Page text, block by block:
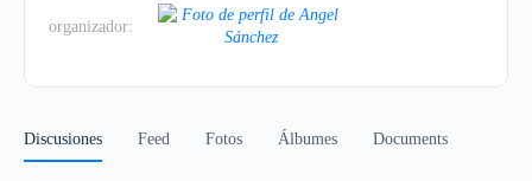
organizador:
Discusiones Feed Fotos Álbumes Documents